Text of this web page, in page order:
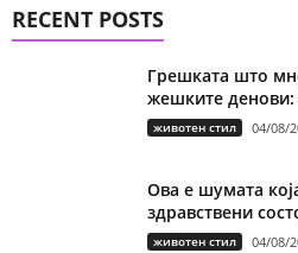
RECENT POSTS
Грешката што
жешките денови:
животен стил 04/08/
Ова е шумата
здравствени
животен стил 04/08/